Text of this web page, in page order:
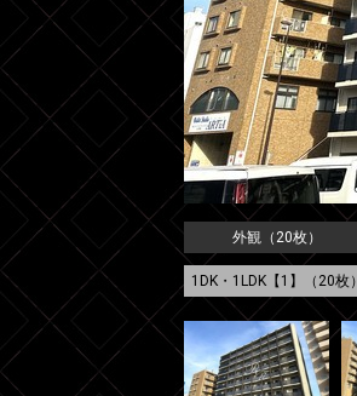
外観（20枚）
1DK・1LDK【1】（20枚）